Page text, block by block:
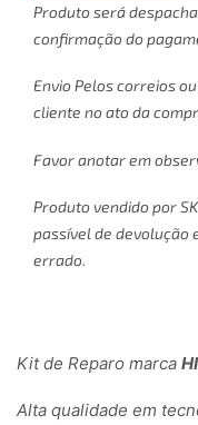
Produto será
confirmação do
Envio Pelos correios
cliente no ato da
Favor anotar em
Produto vendido por
passível de devolução
errado.
Kit de Reparo marca
Alta qualidade em